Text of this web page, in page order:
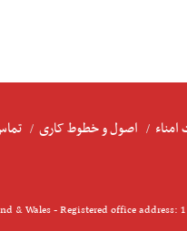
اصول و خطوط کاری
& Wales - Registered office address: